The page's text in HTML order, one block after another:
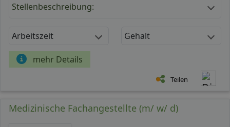
Stellenbeschreibung:
Arbeitszeit Gehalt
mehr Details
Teilen
Medizinische Fachangestellte (m/ w/ d)